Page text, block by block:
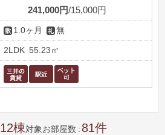
241,000円 15,000円
1.0ヶ月 無
2LDK 55.23㎡
12 対象お部屋数 81